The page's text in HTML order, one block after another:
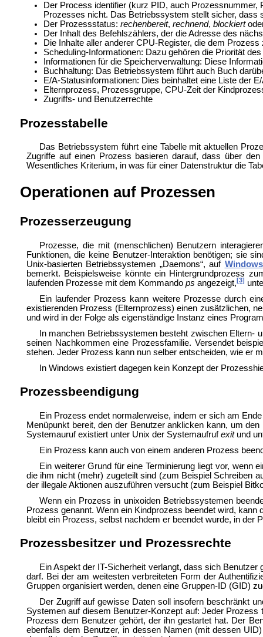
Der Process identifier (kurz PID, auch
Prozesses nicht. Das Betriebssystem stellt sicher,
Der Prozessstatus: rechenbereit, rechnend, blockiert
Der Inhalt des Befehlszählers, der die Adresse des
Die Inhalte aller anderer CPU-Register, die dem
Scheduling-Informationen: Dazu gehören die Priorität
Informationen für die Speicherverwaltung: Diese
Buchhaltung: Das Betriebssystem führt auch Buch
E/A-Statusinformationen: Dies beinhaltet eine Liste der
Elternprozess, Prozessgruppe, CPU-Zeit der
Zugriffs- und Benutzerrechte
Prozesstabelle
Das Betriebssystem führt eine Tabelle mit aktuellen
Zugriffe auf einen Prozess basieren darauf, dass über
Wesentliches Kriterium, in was für einer Datenstruktur die
Operationen auf Prozessen
Prozesserzeugung
Prozesse, die mit (menschlichen) Benutzern
Funktionen, die keine Benutzer-Interaktion benötigen; sie
Unix-basierten Betriebssystemen „Daemons“, auf Windows
bemerkt. Beispielsweise könnte ein Hintergrundprozess
laufenden Prozesse mit dem Kommando ps angezeigt, [3]
Ein laufender Prozess kann weitere Prozesse durch
existierenden Prozess (Elternprozess) einen zusätzlichen,
und wird in der Folge als eigenständige Instanz eines
In manchen Betriebssystemen besteht zwischen
seinen Nachkommen eine Prozessfamilie. Versendet
stehen. Jeder Prozess kann nun selber entscheiden, wie er
In Windows existiert dagegen kein Konzept der
Prozessbeendigung
Ein Prozess endet normalerweise, indem er sich am
Menüpunkt bereit, den der Benutzer anklicken kann, um
Systemauruf existiert unter Unix der Systemaufrufexitund
Ein Prozess kann auch von einem anderen Prozess
Ein weiterer Grund für eine Terminierung liegt vor,
die ihm nicht (mehr) zugeteilt sind (zum Beispiel Schreiben
der illegale Aktionen auszuführen versucht (zum Beispiel
Wenn ein Prozess in unixoiden Betriebssystemen
Prozess genannt. Wenn ein Kindprozess beendet wird,
bleibt ein Prozess, selbst nachdem er beendet wurde, in der
Prozessbesitzer und Prozessrechte
Ein Aspekt der IT-Sicherheit verlangt, dass sich
darf. Bei der am weitesten verbreiteten Form der
Gruppen organisiert werden, denen eine Gruppen-ID (GID)
Der Zugriff auf gewisse Daten soll insofern beschränkt
Systemen auf diesem Benutzer-Konzept auf: Jeder
Prozess dem Benutzer gehört, der ihn gestartet hat. Der
ebenfalls dem Benutzer, in dessen Namen (mit dessen